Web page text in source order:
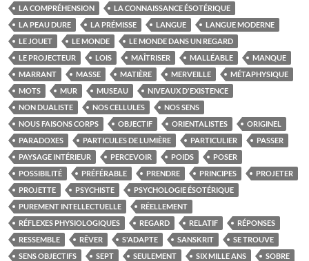
LA COMPRÉHENSION
LA CONNAISSANCE ÉSOTÉRIQUE
LA PEAU DURE
LA PRÉMISSE LANGUE
LANGUE MODERNE
LE JOUET
LE MONDE
LE MONDE DANS UN REGARD
LE PROJECTEUR
LOIS MAÎTRISER MALLÉABLE
MANQUE
MARRANT
MASSE MATIÈRE MERVEILLE
MÉTAPHYSIQUE
MOTS
MUR MUSEAU
NIVEAUX D'EXISTENCE
NON DUALISTE
NOS CELLULES
NOS SENS
NOUS FAISONS CORPS
OBJECTIF ORIENTALISTES
ORIGINEL
PARADOXES
PARTICULES DE LUMIÈRE PARTICULIER
PASSER
PAYSAGE INTÉRIEUR
PERCEVOIR POIDS
POSER
POSSIBILITÉ
PRÉFÉRABLE PRENDRE PRINCIPES
PROJETER
PROJETTE
PSYCHISTE
PSYCHOLOGIE ÉSOTÉRIQUE
PUREMENT INTELLECTUELLE
RÉELLEMENT
RÉFLEXES PHYSIOLOGIQUES
REGARD RELATIF
RÉPONSES
RESSEMBLE
RÊVER S'ADAPTE SANSKRIT
SE TROUVE
SENS OBJECTIFS
SEPT SEULEMENT SIX MILLE ANS
SOBRE